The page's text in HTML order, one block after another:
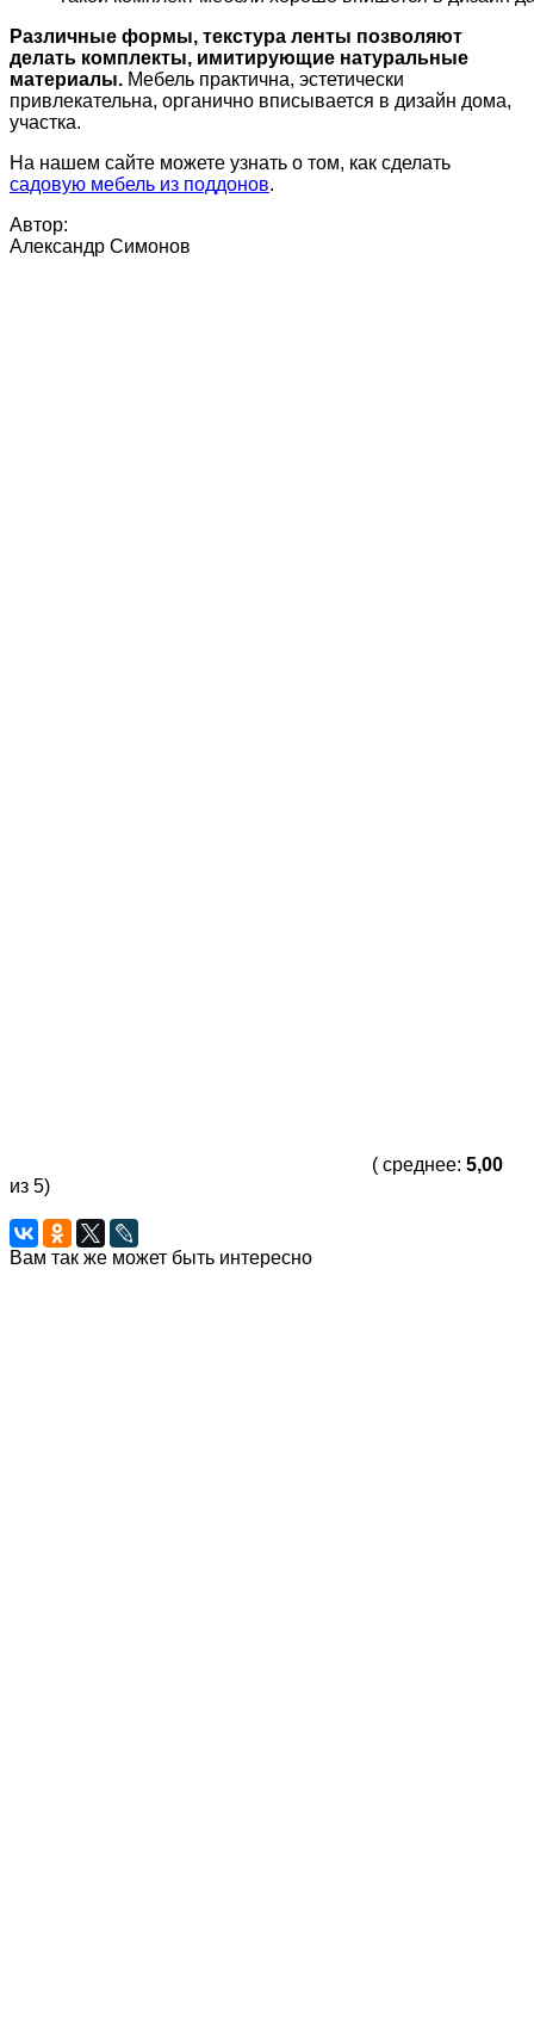
Различные формы, текстура ленты позволяют
делать комплекты, имитирующие натуральные
материалы. Мебель практична, эстетически
привлекательна, органично вписывается в дизайн дома,
участка.
На нашем сайте можете узнать о том, как сделать
садовую мебель из поддонов.
Автор:
Александр Симонов
( среднее: 5,00
из 5)
Вам так же может быть интересно